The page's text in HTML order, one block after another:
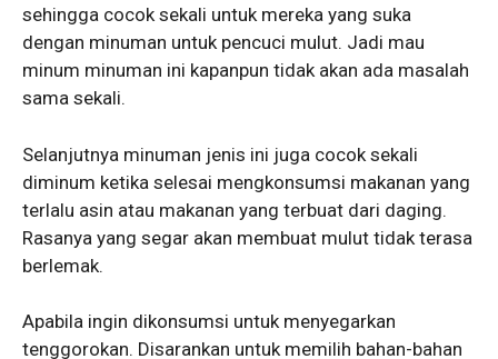
sehingga cocok sekali untuk mereka yang suka
dengan minuman untuk pencuci mulut. Jadi mau
minum minuman ini kapanpun tidak akan ada masalah
sama sekali.
Selanjutnya minuman jenis ini juga cocok sekali
diminum ketika selesai mengkonsumsi makanan yang
terlalu asin atau makanan yang terbuat dari daging.
Rasanya yang segar akan membuat mulut tidak terasa
berlemak.
Apabila ingin dikonsumsi untuk menyegarkan
tenggorokan. Disarankan untuk memilih bahan-bahan